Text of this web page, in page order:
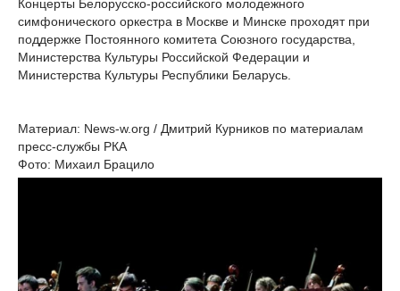
Концерты Белорусско-российского молодежного
симфонического оркестра в Москве и Минске проходят при
поддержке Постоянного комитета Союзного государства,
Министерства Культуры Российской Федерации и
Министерства Культуры Республики Беларусь.
Материал: News-w.org / Дмитрий Курников по материалам
пресс-службы РКА
Фото: Михаил Брацило